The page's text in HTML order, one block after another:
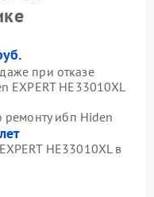
даже при отказе
EXPERT HE33010XL
ремонту ибп Hiden
HE33010XL в